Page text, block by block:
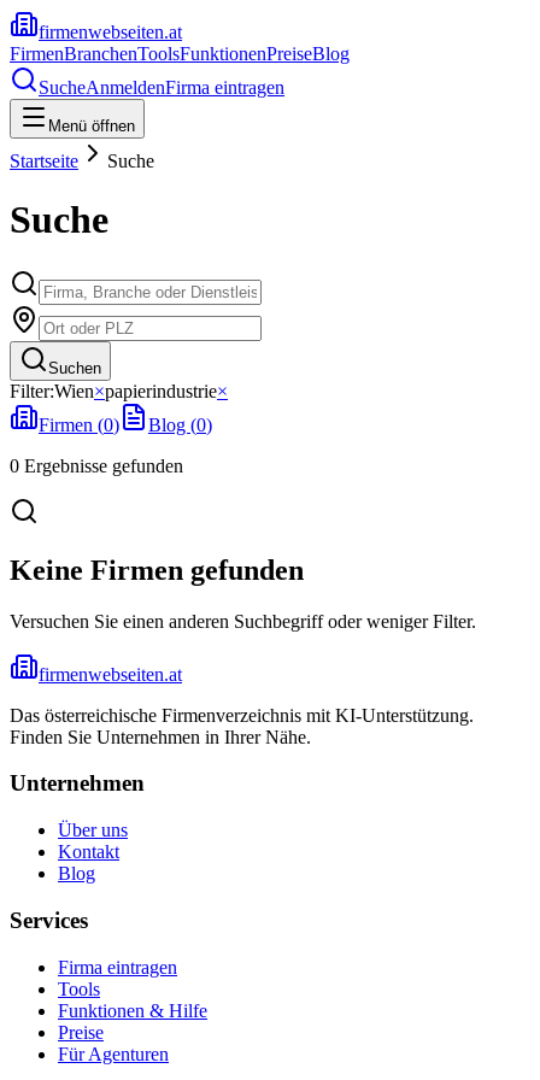
firmenwebseiten.at
FirmenBranchenToolsFunktionenPreiseBlog
SucheAnmeldenFirma eintragen
Menü öffnen
Startseite Suche
Suche
Suchen
Filter:Wien×papierindustrie×
Firmen (0) Blog (0)
0 Ergebnisse gefunden
Keine Firmen gefunden
Versuchen Sie einen anderen Suchbegriff oder weniger Filter.
firmenwebseiten.at
Das österreichische Firmenverzeichnis mit KI-Unterstützung.
Finden Sie Unternehmen in Ihrer Nähe.
Unternehmen
Über uns
Kontakt
Blog
Services
Firma eintragen
Tools
Funktionen & Hilfe
Preise
Für Agenturen